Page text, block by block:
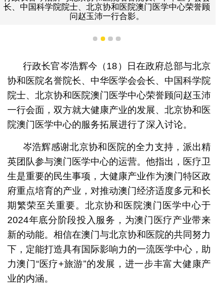
长、中国科学院院士、北京协和医院澳门医学中心荣誉顾
问赵玉沛一行合影。
1 2 3 4
行政长官岑浩辉今（18）日在政府总部与北京
协和医院名誉院长、中华医学会会长、中国科学院
院士、北京协和医院澳门医学中心荣誉顾问赵玉沛
一行会面，双方就大健康产业的发展、北京协和医
院澳门医学中心的服务拓展进行了深入讨论。
岑浩辉感谢北京协和医院的全力支持，派出精
英团队参与澳门医学中心的运营。他指出，医疗卫
生是重要的民生事项，大健康产业作为澳门特区政
府重点培育的产业，对推动澳门经济适度多元和长
期繁荣至关重要。北京协和医院澳门医学中心于
2024年底分阶段投入服务，为澳门医疗产业带来
新的动能。相信在澳门与北京协和医院的共同努力
下，定能打造具有国际影响力的一流医学中心，助
力澳门“医疗+旅游”的发展，进一步丰富大健康产
业的内涵。